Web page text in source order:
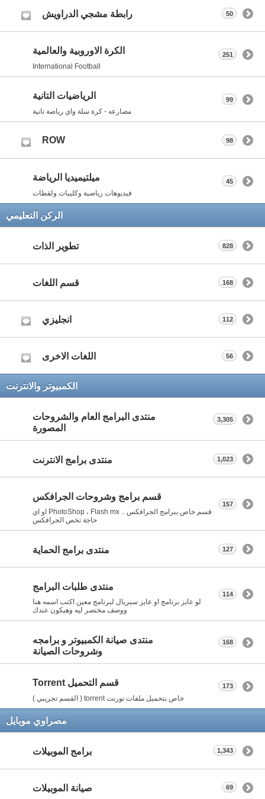
رابطة مشجي الدراويش 50
الكرة الاوروبية والعالمية
International Football
251
الرياضيات التانية
مصارعه - كرة سلة واي رياضة تانية
99
ROW 98
ميلتيميديا الرياضة
فيديوهات رياضية وكليبات ولقطات
45
الركن التعليمي
تطوير الذات 828
قسم اللغات 168
انجليزي 112
اللغات الاخرى 56
الكمبيوتر والانترنت
منتدى البرامج العام والشروحات
المصورة
3,305
منتدى برامج الانترنت 1,023
قسم برامج وشروحات الجرافكس
قسم خاص ببرامج الجرافكس .. PhotoShop ، Flash mx او اي
حاجة تخص الجرافكس
157
منتدى برامج الحماية 127
منتدى طلبات البرامج
لو عايز برنامج او عايز سيريال لبرنامج معين اكتب اسمه هنا
ووصف مختصر ليه وهيكون عندك
114
منتدى صيانة الكمبيوتر و برامجه
وشروحات الصيانة
168
قسم التحميل Torrent
خاص بتحميل ملفات تورنت torrent ( القسم تجريبي )
173
مصراوي موبايل
برامج الموبيلات 1,343
صيانة الموبيلات 69